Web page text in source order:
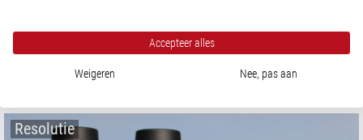
een smal echt bruikbaar gezichtsveld.
Resolutie
Accepteer alles
Weigeren Nee, pas aan